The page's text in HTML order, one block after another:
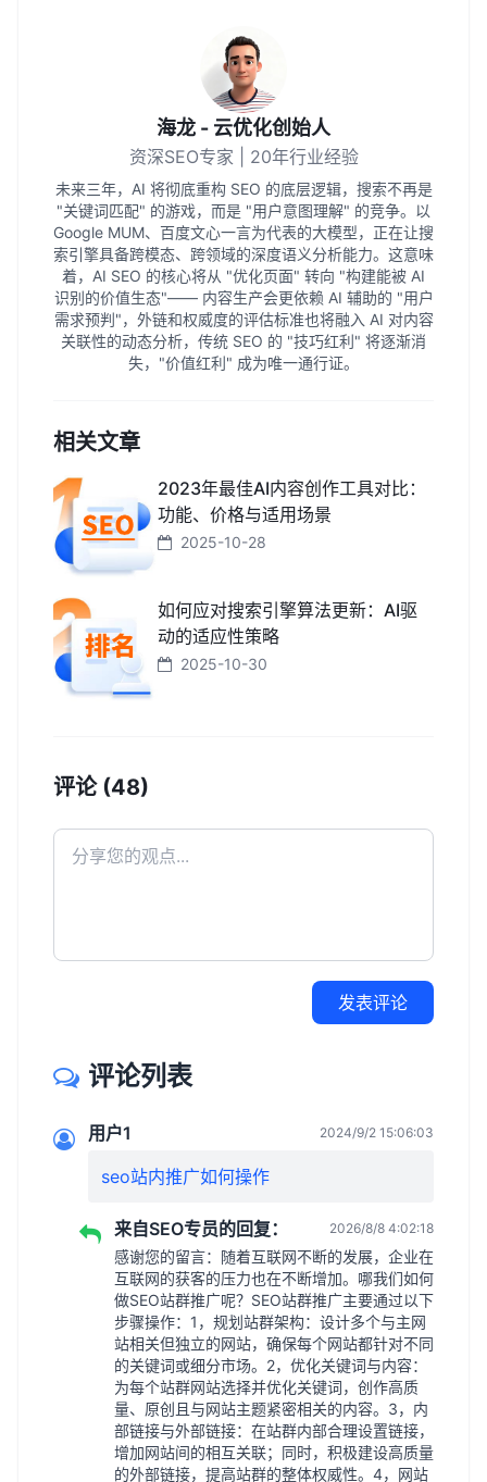
海龙 - 云优化创始人
资深SEO专家 | 20年行业经验
未来三年，AI 将彻底重构 SEO 的底层逻辑，搜索不再是
"关键词匹配" 的游戏，而是 "用户意图理解" 的竞争。以
Google MUM、百度文心一言为代表的大模型，正在让搜
索引擎具备跨模态、跨领域的深度语义分析能力。这意味
着，AI SEO 的核心将从 "优化页面" 转向 "构建能被 AI
识别的价值生态"—— 内容生产会更依赖 AI 辅助的 "用户
需求预判"，外链和权威度的评估标准也将融入 AI 对内容
关联性的动态分析，传统 SEO 的 "技巧红利" 将逐渐消
失，"价值红利" 成为唯一通行证。
相关文章
2023年最佳AI内容创作工具对比：
功能、价格与适用场景
2025-10-28
如何应对搜索引擎算法更新：AI驱
动的适应性策略
2025-10-30
评论 (48)
发表评论
评论列表
用户1 2024/9/2 15:06:03
seo站内推广如何操作
来自SEO专员的回复： 2026/8/8 4:02:18
感谢您的留言：随着互联网不断的发展，企业在
互联网的获客的压力也在不断增加。哪我们如何
做SEO站群推广呢？SEO站群推广主要通过以下
步骤操作：1，规划站群架构：设计多个与主网
站相关但独立的网站，确保每个网站都针对不同
的关键词或细分市场。2，优化关键词与内容：
为每个站群网站选择并优化关键词，创作高质
量、原创且与网站主题紧密相关的内容。3，内
部链接与外部链接：在站群内部合理设置链接，
增加网站间的相互关联；同时，积极建设高质量
的外部链接，提高站群的整体权威性。4，网站